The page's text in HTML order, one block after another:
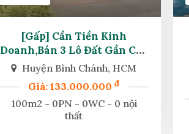
[Gấp] Cần Tiền Kinh
Doanh,bán 3 Lô Đất Gần Cầu
Sáng , Bình Chánh
Huyện Bình Chánh, HCM
Giá: 133.000.000 đ
100m2 - 0PN - 0WC - 0 nội
thất